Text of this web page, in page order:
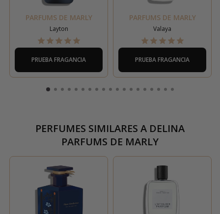
PARFUMS DE MARLY
Layton
PRUEBA FRAGANCIA
PARFUMS DE MARLY
Valaya
PRUEBA FRAGANCIA
PERFUMES SIMILARES A DELINA
PARFUMS DE MARLY